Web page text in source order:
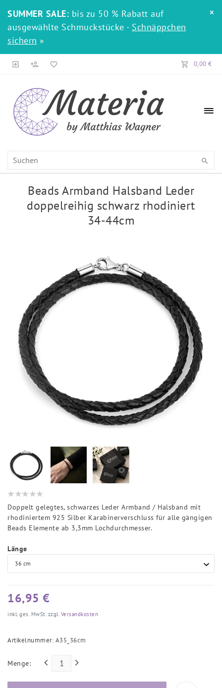
SUMMER SALE: bis zu 50 % Rabatt auf
ausgewählte Schmuckstücke - Schnäppchen
sichern »
×
0,00 €
Beads Armband Halsband Leder
doppelreihig schwarz rhodiniert
34-44cm
Doppelt gelegtes, schwarzes Leder Armband / Halsband mit
rhodiniertem 925 Silber Karabinerverschluss für alle gängigen
Beads Elemente ab 3,3mm Lochdurchmesser.
Länge
16,95 €
inkl. ges. MwSt. zzgl.Versandkosten
Artikelnummer: A35_36cm
Menge: